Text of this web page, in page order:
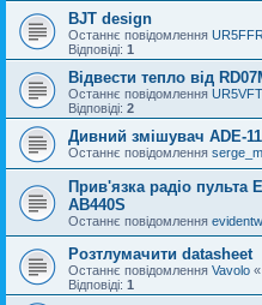
BJT design
Останнє повідомлення UR5FFR
Відповіді: 1
Відвести тепло від
Останнє повідомлення UR5VFT
Відповіді: 2
Дивний змішувач ADE-
Останнє повідомлення serge_m
Прив'язка радіо пульта
AB440S
Останнє повідомлення
Розтлумачити datasheet
Останнє повідомлення Vavolo «
Відповіді: 1